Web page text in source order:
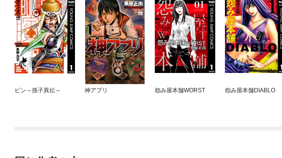
ビン～孫子異伝～ 神アプリ 怨み屋本舗WORST 怨み屋本舗DIABLO